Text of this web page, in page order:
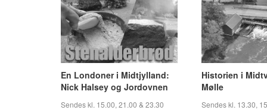
En Londoner i Midtjylland:
Nick Halsey og Jordovnen
Sendes kl. 15.00, 21.00 & 23.30
Historien i
Mølle
Sendes kl. 13.30,